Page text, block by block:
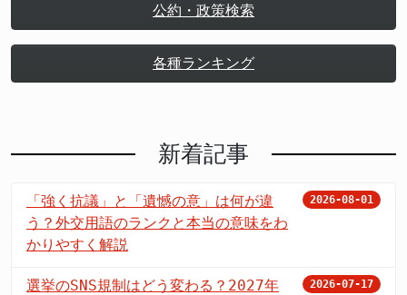
公約・政策検索
各種ランキング
新着記事
「強く抗議」と「遺憾の意」は何が違
う？外交用語のランクと本当の意味をわ
かりやすく解説
2026-08-01
選挙のSNS規制はどう変わる？2027年
2026-07-17